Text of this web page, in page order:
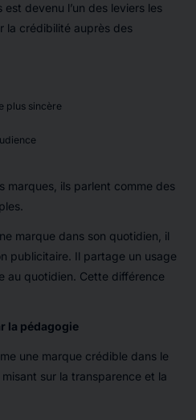
devenu l’un des leviers les
la crédibilité auprès des
plus sincère
marques, ils parlent comme des
marque dans son quotidien, il
publicitaire. Il partage un usage
au quotidien. Cette différence
la pédagogie
une marque crédible dans le
sur la transparence et la